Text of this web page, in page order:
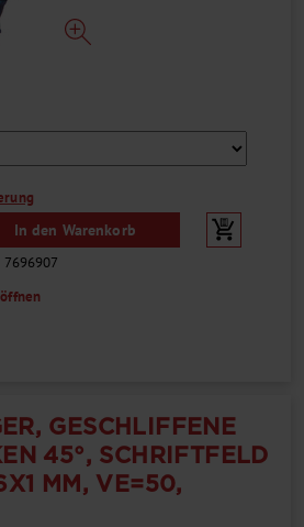
In den Warenkorb
7696907
GESCHLIFFENE
45°, SCHRIFTFELD
MM, VE=50,